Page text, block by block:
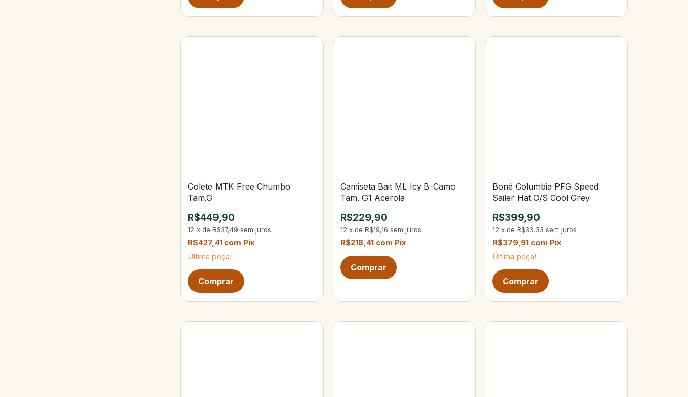
Colete MTK Free Chumbo
Tam.G
R$449,90
12 xdeR$37,49 sem juros
R$427,41 com Pix
Última peça!
Camiseta Bait ML Icy B-Camo
Tam. G1 Acerola
R$229,90
12 x de R$19,16 sem juros
R$218,41 com Pix
Boné Columbia PFG Speed
Sailer Hat O/S Cool Grey
R$399,90
12 x de R$33,33 sem juros
R$379,91 com Pix
Última peça!